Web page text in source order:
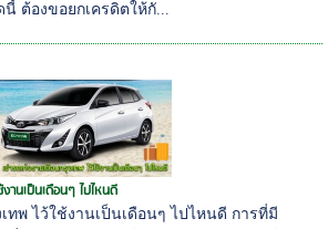
นี้ ต้องขอยกเครดิตให้กั...
งานเป็นเดือนๆ ไปไหนดี
เทพ ไว้ใช้งานเป็นเดือนๆ ไปไหนดี การที่มี